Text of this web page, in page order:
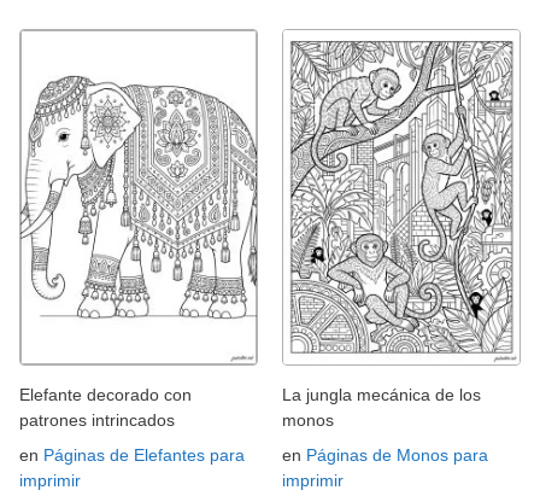
Elefante decorado con
patrones intrincados
en Páginas de Elefantes para
imprimir
La jungla mecánica de los
monos
en Páginas de Monos para
imprimir